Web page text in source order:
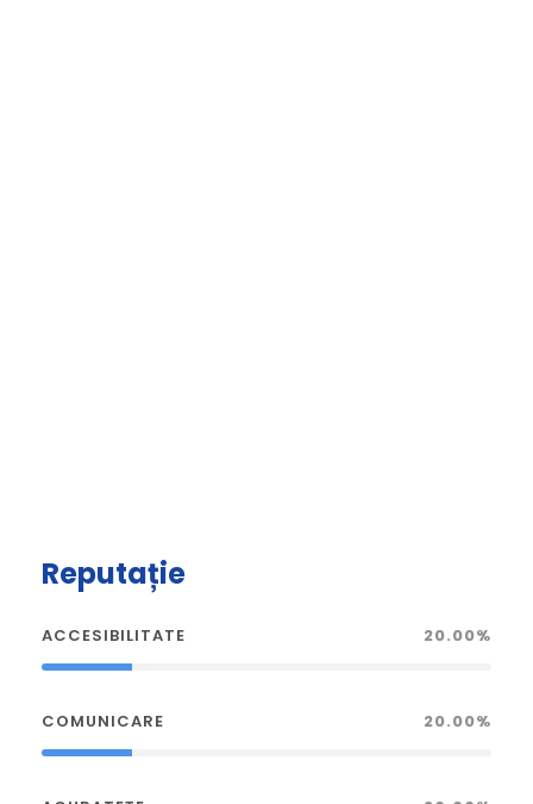
Reputație
ACCESIBILITATE 20.00%
COMUNICARE 20.00%